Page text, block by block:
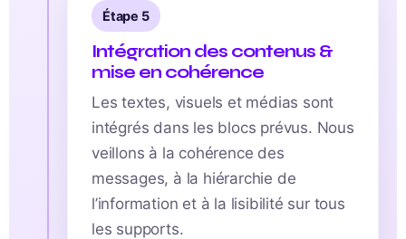
Étape 5
Intégration des contenus &
mise en cohérence
Les textes, visuels et médias sont
intégrés dans les blocs prévus. Nous
veillons à la cohérence des
messages, à la hiérarchie de
l’information et à la lisibilité sur tous
les supports.